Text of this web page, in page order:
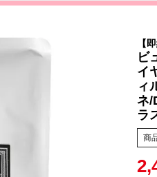
【
ビ
イ
ィ
ネ/
ラ
商